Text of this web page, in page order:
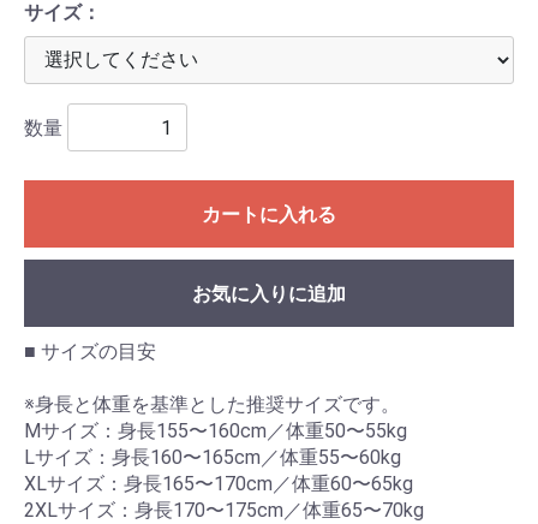
サイズ：
数量
カートに入れる
お気に入りに追加
■ サイズの目安
※身長と体重を基準とした推奨サイズです。
Mサイズ：身長155〜160cm／体重50〜55kg
Lサイズ：身長160〜165cm／体重55〜60kg
XLサイズ：身長165〜170cm／体重60〜65kg
2XLサイズ：身長170〜175cm／体重65〜70kg